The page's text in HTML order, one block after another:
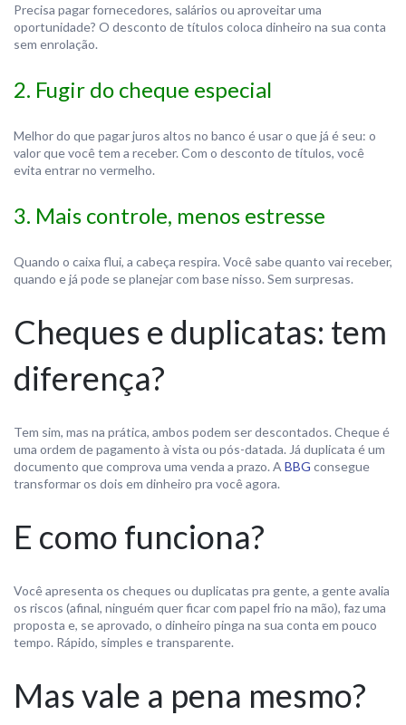
Precisa pagar fornecedores, salários ou aproveitar uma
oportunidade? O desconto de títulos coloca dinheiro na sua conta
sem enrolação.
2. Fugir do cheque especial
Melhor do que pagar juros altos no banco é usar o que já é seu: o
valor que você tem a receber. Com o desconto de títulos, você
evita entrar no vermelho.
3. Mais controle, menos estresse
Quando o caixa flui, a cabeça respira. Você sabe quanto vai receber,
quando e já pode se planejar com base nisso. Sem surpresas.
Cheques e duplicatas: tem
diferença?
Tem sim, mas na prática, ambos podem ser descontados. Cheque é
uma ordem de pagamento à vista ou pós-datada. Já duplicata é um
documento que comprova uma venda a prazo. A BBG consegue
transformar os dois em dinheiro pra você agora.
E como funciona?
Você apresenta os cheques ou duplicatas pra gente, a gente avalia
os riscos (afinal, ninguém quer ficar com papel frio na mão), faz uma
proposta e, se aprovado, o dinheiro pinga na sua conta em pouco
tempo. Rápido, simples e transparente.
Mas vale a pena mesmo?